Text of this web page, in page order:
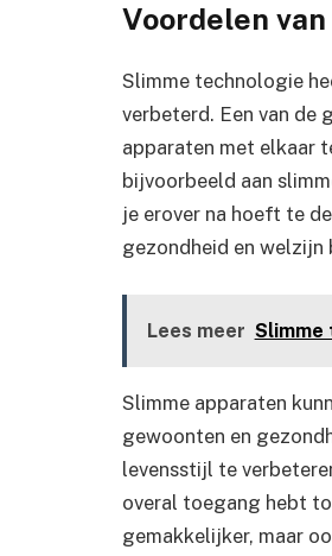
Voordelen
Slimme technologie
verbeterd. Een van
apparaten met elkaar
bijvoorbeeld aan
je erover na hoeft te
gezondheid en
Lees meer Slimme
Slimme apparaten
gewoonten en
levensstijl te
overal toegang hebt
gemakkelijker, maar